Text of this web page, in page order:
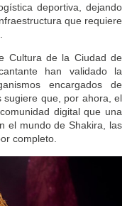
deportiva, dejando
que requiere
Cultura de la Ciudad de
han validado la
encargados de
sugiere que, por ahora, el
digital que una
el mundo de Shakira, las
completo.